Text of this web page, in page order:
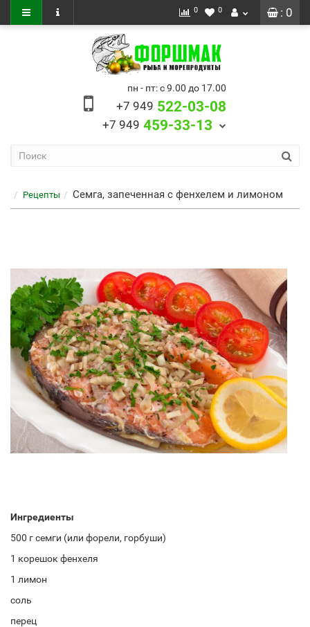
: 0
0 0
пн - пт: с 9.00 до 17.00
+7 949 522-03-08
+7 949 459-33-13
Рецепты Семга, запеченная с фенхелем и лимоном
Ингредиенты
500 г семги (или форели, горбуши)
1 корешок фенхеля
1 лимон
соль
перец